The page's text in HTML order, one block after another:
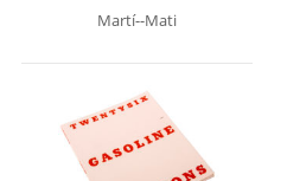
Martí--Mati